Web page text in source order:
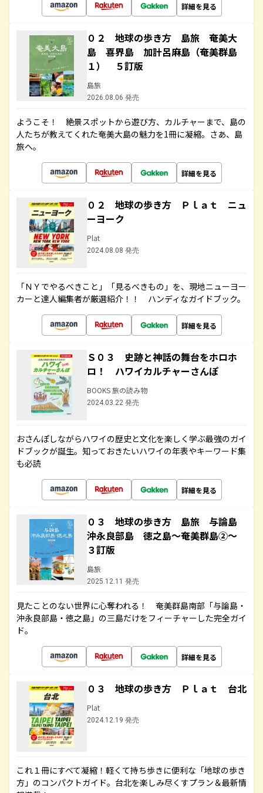
詳細を見る
０２ 地球の歩き方 島旅 奄美大
島 喜界島 加計呂麻島（奄美群島
１） ５訂版
島旅
2026.08.06 発売
ようこそ！ 絶景スポットから遊び方、カルチャーまで、島の
人たちが教えてくれた奄美大島の魅力を1冊に凝縮。さあ、島
旅へ。
詳細を見る
０２ 地球の歩き方 Ｐｌａｔ ニュ
ーヨーク
Plat
2024.08.08 発売
「ＮＹでやるべきこと」「見るべきもの」を、現地ニューヨー
カーと達人編集者が厳選紹介！！ ハンディなガイドブック。
詳細を見る
Ｓ０３ 史跡と神話の舞台をホロホ
ロ！ ハワイカルチャーさんぽ
BOOKS 旅の読み物
2024.03.22 発売
おさんぽしながらハワイの歴史と文化を楽しく学ぶ最強のガイ
ドブックが誕生。知っておきたいハワイの年表やキーワード集
も必読
詳細を見る
０３ 地球の歩き方 島旅 与論島
沖永良部島 徳之島～奄美群島②～
３訂版
島旅
2025.12.11 発売
見たことのない世界に心奪われる！ 奄美群島南部「与論島・
沖永良部島・徳之島」の三島だけをフィーチャーした完全ガイ
ド。
詳細を見る
０３ 地球の歩き方 Ｐｌａｔ 台北
Plat
2024.12.19 発売
これ１冊にすべて凝縮！軽くて持ち歩きに便利な「地球の歩き
方」のコンパクトガイド。台北を楽しみ尽くすプラン＆最新情